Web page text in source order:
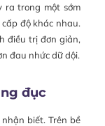
ra trong một sớm
độ khác nhau.
điều trị đơn giản,
đau nhức dữ dội.
đục
biết. Trên bề